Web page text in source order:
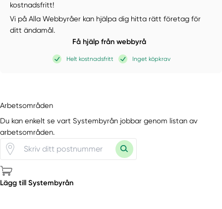
kostnadsfritt!
Vi på Alla Webbyråer kan hjälpa dig hitta rätt företag för
ditt ändamål.
Få hjälp från webbyrå
Helt kostnadsfritt Inget köpkrav
Arbetsområden
Du kan enkelt se vart Systembyrån jobbar genom listan av
arbetsområden.
Lägg till Systembyrån